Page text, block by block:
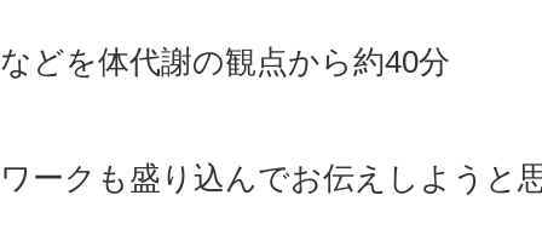
などを体代謝の観点から約40分
ワークも盛り込んでお伝えしようと